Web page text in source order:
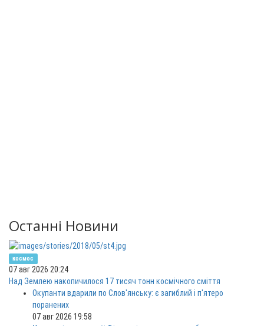
Останні Новини
космос
07 авг 2026 20:24
Над Землею накопичилося 17 тисяч тонн космічного сміття
Окупанти вдарили по Слов'янську: є загиблий і п'ятеро
поранених
07 авг 2026 19:58